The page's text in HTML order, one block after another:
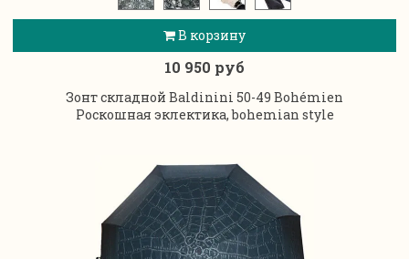
В корзину
10 950 руб
Зонт складной Baldinini 50-49 Bohémien
Роскошная эклектика, bohemian style